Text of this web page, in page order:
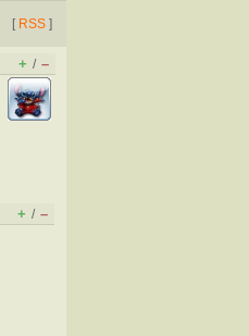
[ RSS ]
+ / –
+ / –